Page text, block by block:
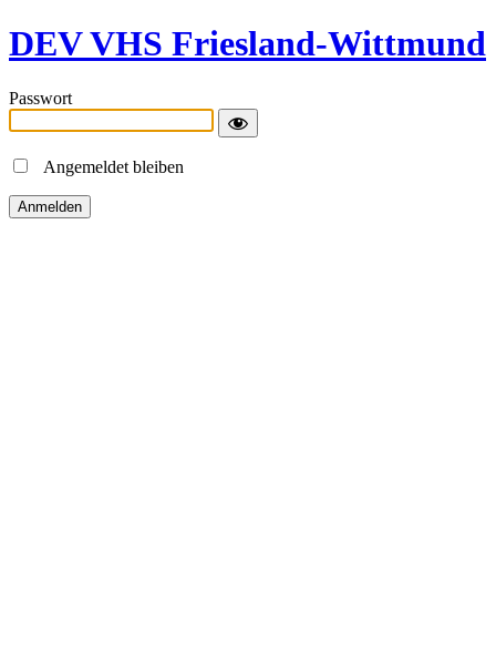
DEV VHS Friesland-Wittmund
Passwort
Angemeldet bleiben